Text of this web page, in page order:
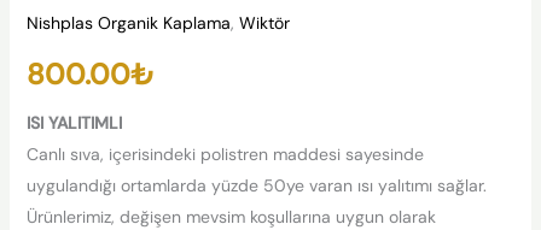
Nishplas Organik Kaplama, Wiktör
800.00₺
ISI YALITIMLI
Canlı sıva, içerisindeki polistren maddesi sayesinde
uygulandığı ortamlarda yüzde 50ye varan ısı yalıtımı sağlar.
Ürünlerimiz, değişen mevsim koşullarına uygun olarak